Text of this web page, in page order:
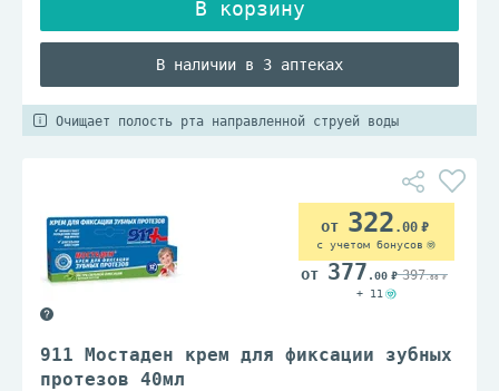
В наличии в 3 аптеках
Очищает полость рта направленной струей воды
911 Мостаден крем для фиксации зубных
протезов 40мл
322 .00
с учетом бонусов
377 .00 397.00
+ 11